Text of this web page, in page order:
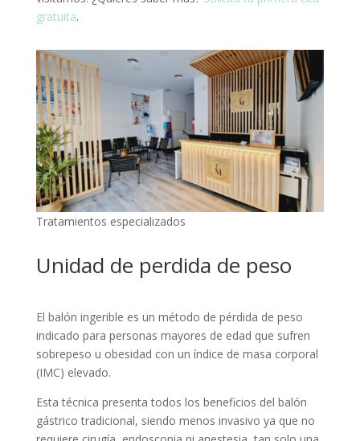
gratuita.
Tratamientos especializados
Unidad de perdida de peso
El balón ingerible es un método de pérdida de peso
indicado para personas mayores de edad que sufren
sobrepeso u obesidad con un índice de masa corporal
(IMC) elevado.
Esta técnica presenta todos los beneficios del balón
gástrico tradicional, siendo menos invasivo ya que no